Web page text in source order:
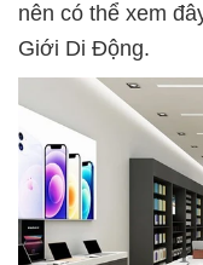
nên có thể xem
Giới Di Động.